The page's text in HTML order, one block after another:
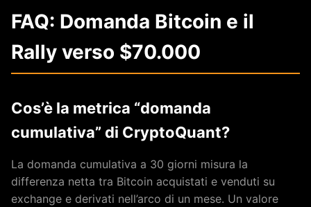
FAQ: Domanda Bitcoin e il
Rally verso $70.000
Cos’è la metrica “domanda
cumulativa” di CryptoQuant?
La domanda cumulativa a 30 giorni misura la
differenza netta tra Bitcoin acquistati e venduti su
exchange e derivati nell’arco di un mese. Un valore